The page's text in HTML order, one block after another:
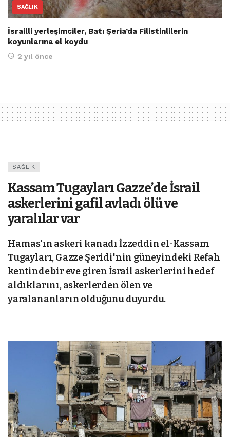
SAĞLIK
İsrailli yerleşimciler, Batı Şeria’da Filistinlilerin
koyunlarına el koydu
2 yıl önce
SAĞLIK
Kassam Tugayları Gazze’de İsrail
askerlerini gafil avladı ölü ve
yaralılar var
Hamas'ın askeri kanadı İzzeddin el-Kassam
Tugayları, Gazze Şeridi'nin güneyindeki Refah
kentinde bir eve giren İsrail askerlerini hedef
aldıklarını, askerlerden ölen ve
yaralananların olduğunu duyurdu.